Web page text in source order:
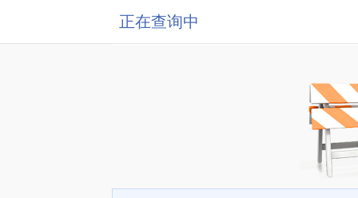
正在查询中